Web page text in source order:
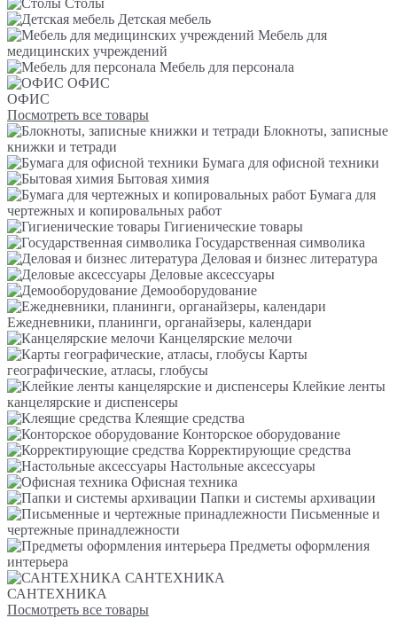
Детская мебель
Мебель для
медицинских учреждений
Мебель для персонала
ОФИС
ОФИС
Посмотреть все товары
Блокноты, записные
книжки и тетради
Бумага для офисной техники
Бытовая химия
Бумага для
чертежных и копировальных работ
Гигиенические товары
Государственная символика
Деловая и бизнес литература
Деловые аксессуары
Демооборудование
Ежедневники, планинги, органайзеры, календари
Канцелярские мелочи
Карты
географические, атласы, глобусы
Клейкие ленты
канцелярские и диспенсеры
Клеящие средства
Конторское оборудование
Корректирующие средства
Настольные аксессуары
Офисная техника
Папки и системы архивации
Письменные и
чертежные принадлежности
Предметы оформления
интерьера
САНТЕХНИКА
САНТЕХНИКА
Посмотреть все товары